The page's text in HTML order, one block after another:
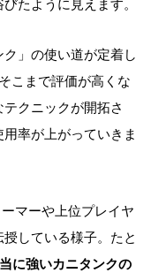
たように見えます。
」の使い道が定着し
こまで評価が高くな
クニックが開拓さ
率が上がっていきま
マーや上位プレイヤ
している様子。たと
当に強いカニタンクの